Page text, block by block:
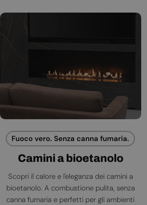
Fuoco vero. Senza canna fumaria.
Camini a bioetanolo
Scopri il calore e l'eleganza dei camini a
bioetanolo. A combustione pulita, senza
canna fumaria e perfetti per gli ambienti